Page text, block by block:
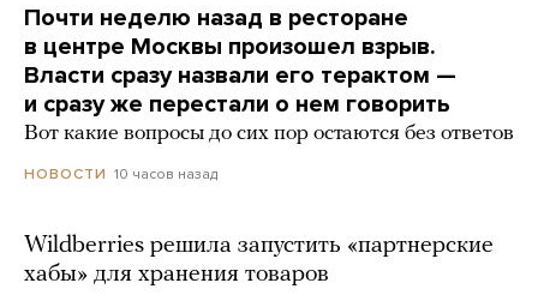
Почти неделю назад в ресторане
в центре Москвы произошел взрыв.
Власти сразу назвали его терактом —
и сразу же перестали о нем говорить
Вот какие вопросы до сих пор остаются без ответов
НОВОСТИ 10 часов назад
Wildberries решила запустить «партнерские
хабы» для хранения товаров